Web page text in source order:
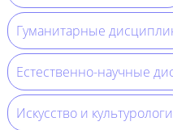
Гуманитарные
Естественно-научные
Искусство и